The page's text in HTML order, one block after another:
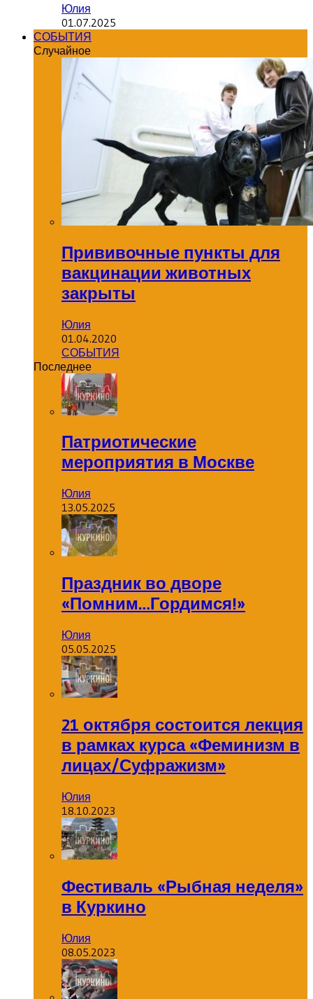
Юлия
01.07.2025
СОБЫТИЯ
Случайное
Прививочные пункты для
вакцинации животных
закрыты
Юлия
01.04.2020
СОБЫТИЯ
Последнее
Патриотические
мероприятия в Москве
Юлия
13.05.2025
Праздник во дворе
«Помним…Гордимся!»
Юлия
05.05.2025
21 октября состоится лекция
в рамках курса «Феминизм в
лицах/Суфражизм»
Юлия
18.10.2023
Фестиваль «Рыбная неделя»
в Куркино
Юлия
08.05.2023